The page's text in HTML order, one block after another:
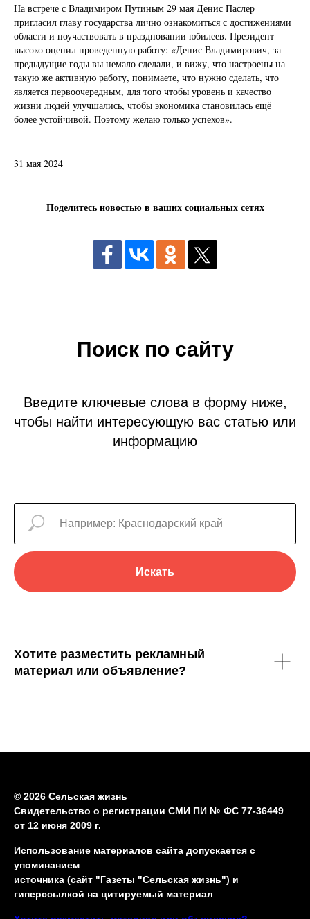
На встрече с Владимиром Путиным 29 мая Денис Паслер
пригласил главу государства лично ознакомиться с достижениями
области и поучаствовать в праздновании юбилеев. Президент
высоко оценил проведенную работу: «Денис Владимирович, за
предыдущие годы вы немало сделали, и вижу, что настроены на
такую же активную работу, понимаете, что нужно сделать, что
является первоочередным, для того чтобы уровень и качество
жизни людей улучшались, чтобы экономика становилась ещё
более устойчивой. Поэтому желаю только успехов».
31 мая 2024
Поделитесь новостью в ваших социальных сетях
Поиск по сайту
Введите ключевые слова в форму ниже,
чтобы найти интересующую вас статью или
информацию
Искать
Хотите разместить рекламный
материал или объявление?
© 2026 Сельская жизнь
Свидетельство о регистрации СМИ ПИ № ФС 77-36449
от 12 июня 2009 г.
Использование материалов сайта допускается с
упоминанием
источника (сайт "Газеты "Сельская жизнь") и
гиперссылкой на цитируемый материал